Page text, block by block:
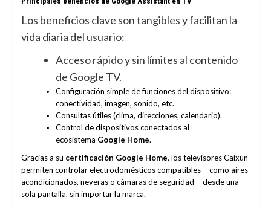
Los beneficios clave son tangibles y facilitan la
vida diaria del usuario:
Acceso rápido y sin límites al contenido
de Google TV.
Configuración simple de funciones del dispositivo:
conectividad, imagen, sonido, etc.
Consultas útiles (clima, direcciones, calendario).
Control de dispositivos conectados al
ecosistema Google Home.
Gracias a su certificación Google Home, los televisores Caixun
permiten controlar electrodomésticos compatibles —como aires
acondicionados, neveras o cámaras de seguridad— desde una
sola pantalla, sin importar la marca.